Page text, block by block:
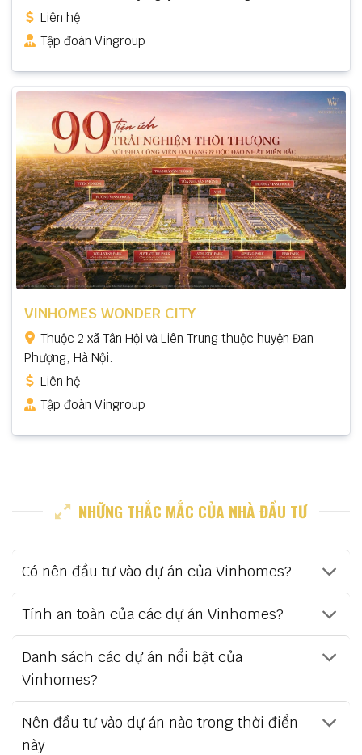
Liên hệ
Tập đoàn Vingroup
VINHOMES WONDER CITY
Thuộc 2 xã Tân Hội và Liên Trung thuộc huyện Đan
Phượng, Hà Nội.
Liên hệ
Tập đoàn Vingroup
NHỮNG THẮC MẮC CỦA NHÀ ĐẦU TƯ
Có nên đầu tư vào dự án của Vinhomes?
Tính an toàn của các dự án Vinhomes?
Danh sách các dự án nổi bật của
Vinhomes?
Nên đầu tư vào dự án nào trong thời điển
này